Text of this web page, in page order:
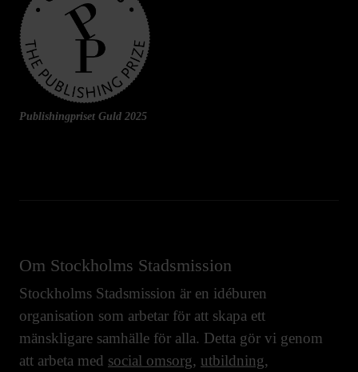
Publishingpriset Guld 2025
Om Stockholms Stadsmission
Stockholms Stadsmission är en idéburen
organisation som arbetar för att skapa ett
mänskligare samhälle för alla. Detta gör vi genom
att arbeta med social omsorg, utbildning,